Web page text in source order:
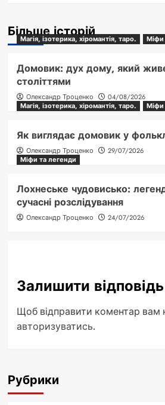
Більше історій
Магія, ізотерика, хіромантія, таро. Міфи
Домовик: дух дому, який
століттями
Олександр Троценко
04/08/2026
Магія, ізотерика, хіромантія, таро.
Міфи
Як виглядає домовик у
Олександр Троценко
29/07/2026
Міфи та легенди
Лохнеське чудовисько:
сучасні розслідування
Олександр Троценко 24/07/2026
Залишити відповідь
Щоб відправити коментар вам
авторизуватись.
Рубрики